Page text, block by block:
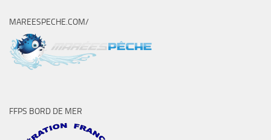
MAREESPECHE.COM/
FFPS BORD DE MER